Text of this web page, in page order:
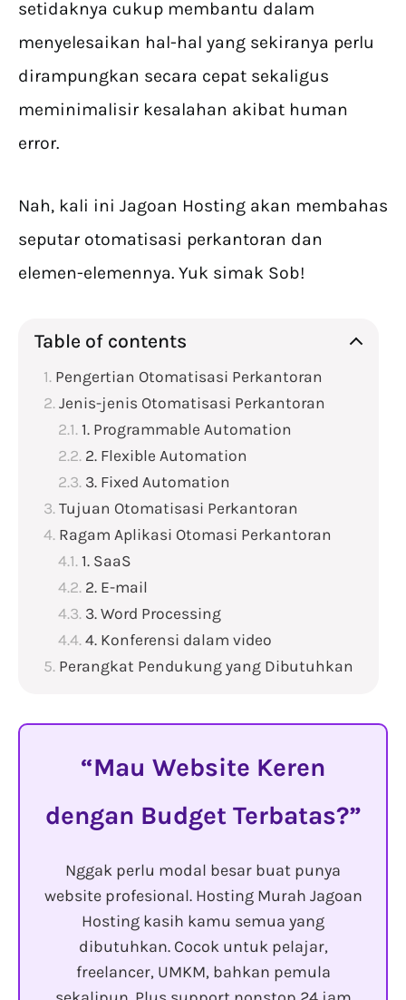
setidaknya cukup membantu dalam
menyelesaikan hal-hal yang sekiranya perlu
dirampungkan secara cepat sekaligus
meminimalisir kesalahan akibat human
error.
Nah, kali ini Jagoan Hosting akan membahas
seputar otomatisasi perkantoran dan
elemen-elemennya. Yuk simak Sob!
Table of contents
Pengertian Otomatisasi Perkantoran
Jenis-jenis Otomatisasi Perkantoran
1. Programmable Automation
2. Flexible Automation
3. Fixed Automation
Tujuan Otomatisasi Perkantoran
Ragam Aplikasi Otomasi Perkantoran
1. SaaS
2. E-mail
3. Word Processing
4. Konferensi dalam video
Perangkat Pendukung yang Dibutuhkan
Mau Website Keren
dengan Budget Terbatas?
Nggak perlu modal besar buat punya
website profesional. Hosting Murah Jagoan
Hosting kasih kamu semua yang
dibutuhkan. Cocok untuk pelajar,
freelancer, UMKM, bahkan pemula